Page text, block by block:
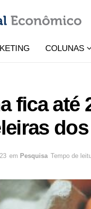
COLUNAS
fica até
em Pesquisa Tempo de